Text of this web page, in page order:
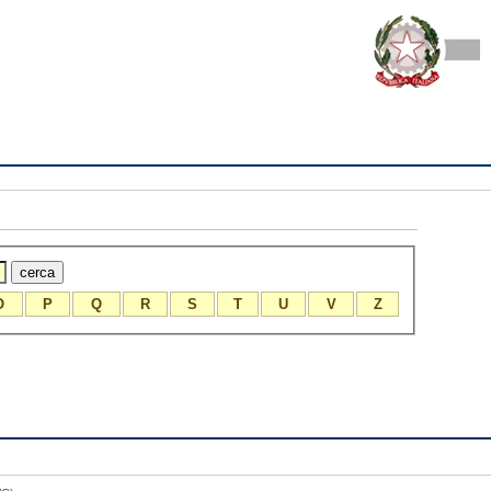
P Q R S T U V Z